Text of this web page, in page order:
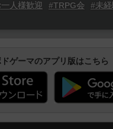
人様歓迎 #TRPG会
#未
ドゲーマのアプリ版はこちら